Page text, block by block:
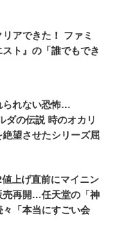
アできた！ ファミ
ト』の「誰でもでき
られない恐怖…
ダの伝説 時のオカリ
望させたシリーズ屈
上げ直前にマイニン
売再開…任天堂の「神
「本当にすごい会